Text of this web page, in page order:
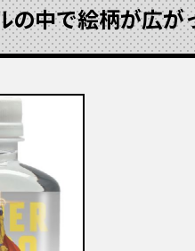
中で絵柄が広が